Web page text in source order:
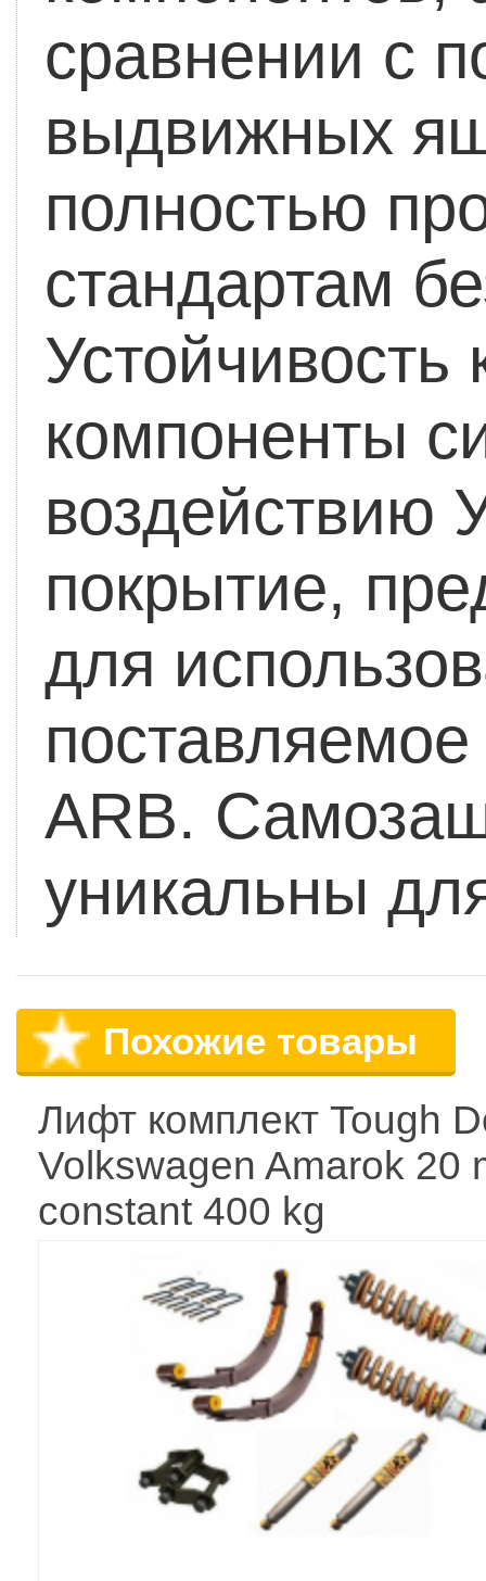
сравнении с
выдвижных
полностью
стандартам
компоненты
воздействию
покрытие,
для
ARB.
уникальны
Похожие товары
Лифт комплект Tough
Volkswagen Amarok 20
constant 400 kg